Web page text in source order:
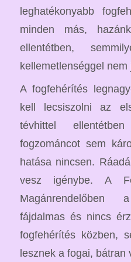
leghatékonyabb
minden más,
ellentétben,
kellemetlenséggel nem
A fogfehérítés
kell lecsiszolni az
tévhittel
fogzománcot sem
hatása nincsen.
vesz igénybe. A
fájdalmas és nincs
fogfehérítés közben,
lesznek a fogai, bátran